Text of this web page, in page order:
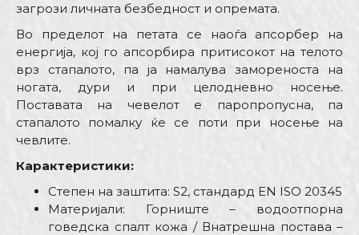
загрози личната безбедност и опремата.
Во пределот на петата се наоѓа апсорбер на
енергија, кој го апсорбира притисокот на телото
врз стапалото, па ја намалува замореноста на
ногата, дури и при целодневно носење.
Поставата на чевелот е паропропусна, па
стапалото помалку ќе се поти при носење на
чевлите.
Карактеристики:
Степен на заштита: S2, стандард EN ISO 20345
Материјали: Горниште – водоотпорна
говедска спалт кожа / Внатрешна постава –